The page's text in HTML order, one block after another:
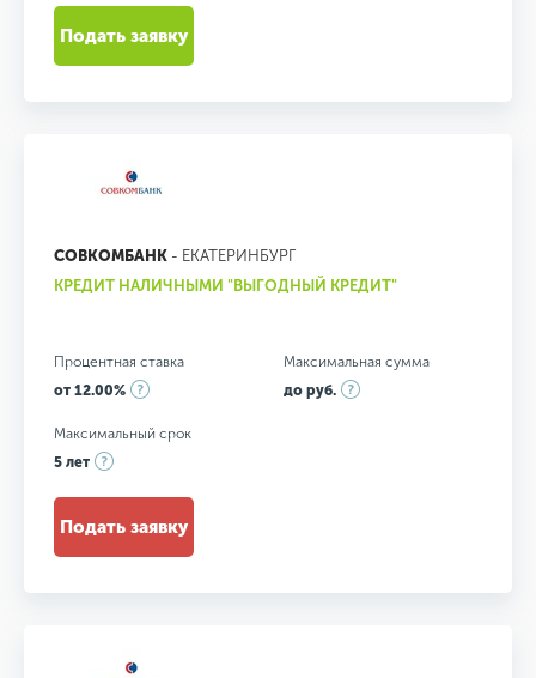
Подать заявку
СОВКОМБАНК - ЕКАТЕРИНБУРГ
КРЕДИТ НАЛИЧНЫМИ "ВЫГОДНЫЙ КРЕДИТ"
Процентная ставка
от 12.00%
Максимальная сумма
до руб.
Максимальный срок
5 лет
Подать заявку